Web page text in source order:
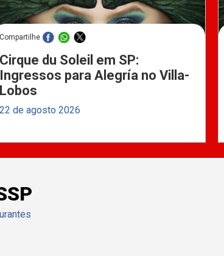
Compartilhe
Cirque du Soleil em SP:
Ingressos para Alegría no Villa-
Lobos
22 de agosto 2026